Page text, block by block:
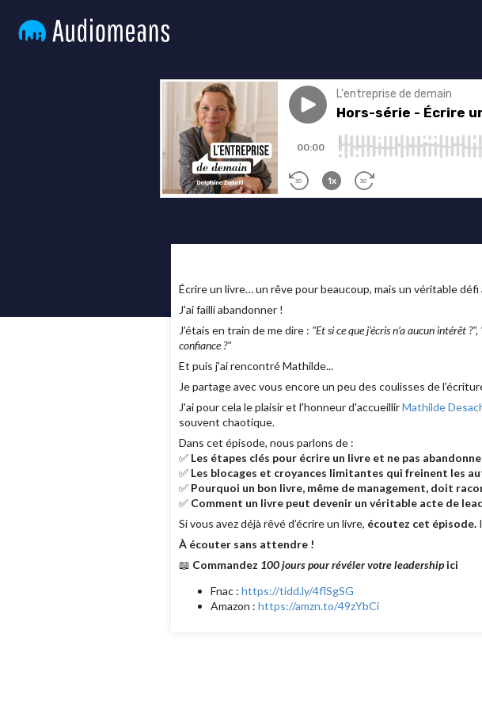
Écrire un livre… un rêve pour beaucoup, mais un véritable défi
J'ai failli abandonner !
J’étais en train de me dire : "Et si ce que j’écris n’a aucun intérêt
confiance ?"
Et puis j'ai rencontré Mathilde...
Je partage avec vous encore un peu des coulisses de
J'ai pour cela le plaisir et l'honneur d'accueillirMathilde
souvent chaotique.
Dans cet épisode, nous parlons de :
✅ Les étapes clés pour écrire un livre et ne pas
✅ Les blocages et croyances limitantes qui freinent les
✅ Pourquoi un bon livre, même de management, doit
✅ Comment un livre peut devenir un véritable acte de
Si vous avez déjà rêvé d’écrire un livre, écoutez cet épisode.
À écouter sans attendre !
📖 Commandez 100 jours pour révéler votre leadershipici
Fnac : https://tidd.ly/4flSgSG
Amazon : https://amzn.to/49zYbCi